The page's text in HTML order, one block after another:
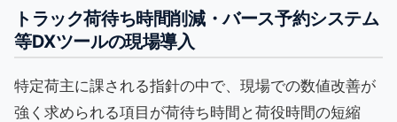
トラック荷待ち時間削減・バース予約システム
等DXツールの現場導入
特定荷主に課される指針の中で、現場での数値改善が
強く求められる項目が荷待ち時間と荷役時間の短縮